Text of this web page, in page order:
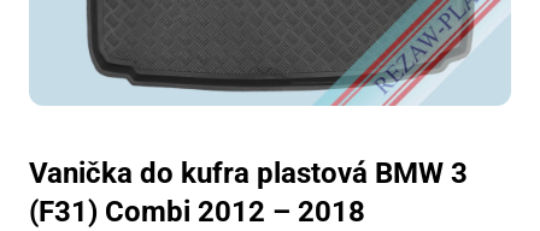
Vanička do kufra plastová BMW 3
(F31) Combi 2012 – 2018